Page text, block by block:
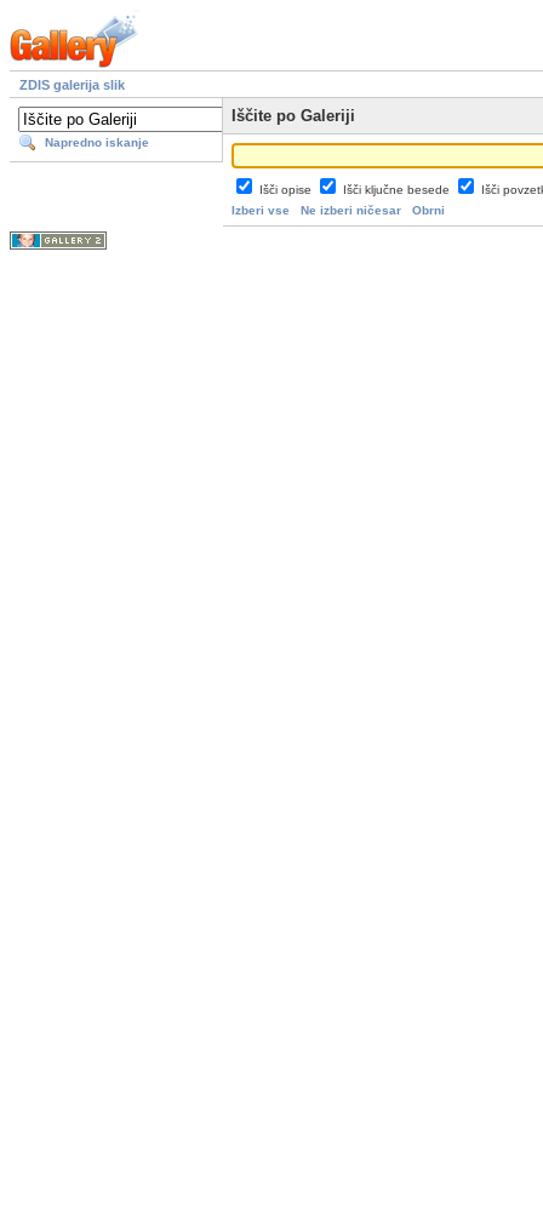
ZDIS galerija slik
Napredno iskanje
Iščite po Galeriji
Išči opise Išči ključne besede
Išči
Izberi vse
Ne izberi ničesar Obrni